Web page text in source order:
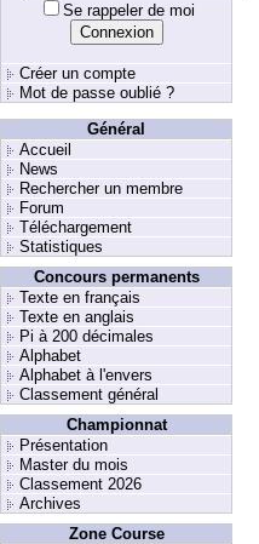
Se rappeler de moi
Créer un compte
Mot de passe oublié ?
Général
Accueil
News
Rechercher un membre
Forum
Téléchargement
Statistiques
Concours permanents
Texte en français
Texte en anglais
Pi à 200 décimales
Alphabet
Alphabet à l'envers
Classement général
Championnat
Présentation
Master du mois
Classement 2026
Archives
Zone Course